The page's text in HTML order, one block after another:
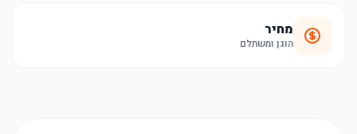
מחיר
הוגן ומשתלם